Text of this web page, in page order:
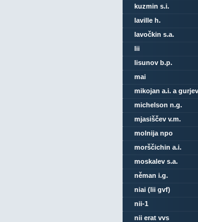
kuzmin s.i.
laville h.
lavočkin s.a.
lii
lisunov b.p.
mai
mikojan a.i. a
michelson n.g.
mjasiščev v.m.
molnija npo
morščichin a.i.
moskalev s.a.
něman i.g.
niai (lii gvf)
nii-1
nii erat vvs